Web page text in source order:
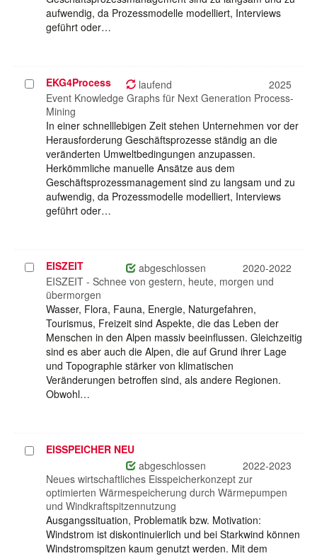
aufwendig, da Prozessmodelle modelliert, Interviews
geführt oder…
Projekt
auswählen
EKG4Process laufend
2025
Event Knowledge Graphs für Next Generation Process-
Mining
In einer schnelllebigen Zeit stehen Unternehmen vor der
Herausforderung Geschäftsprozesse ständig an die
veränderten Umweltbedingungen anzupassen.
Herkömmliche manuelle Ansätze aus dem
Geschäftsprozessmanagement sind zu langsam und zu
aufwendig, da Prozessmodelle modelliert, Interviews
geführt oder…
Projekt
auswählen
EISZEIT abgeschlossen
2020-2022
EISZEIT - Schnee von gestern, heute, morgen und
übermorgen
Wasser, Flora, Fauna, Energie, Naturgefahren,
Tourismus, Freizeit sind Aspekte, die das Leben der
Menschen in den Alpen massiv beeinflussen. Gleichzeitig
sind es aber auch die Alpen, die auf Grund ihrer Lage
und Topographie stärker von klimatischen
Veränderungen betroffen sind, als andere Regionen.
Obwohl…
ProjektEISSPEICHER NEU
abgeschlossen
2022-2023
Neues wirtschaftliches Eisspeicherkonzept zur
optimierten Wärmespeicherung durch Wärmepumpen
und Windkraftspitzennutzung
Ausgangssituation, Problematik bzw. Motivation:
Windstrom ist diskontinuierlich und bei Starkwind können
Windstromspitzen kaum genutzt werden. Mit dem